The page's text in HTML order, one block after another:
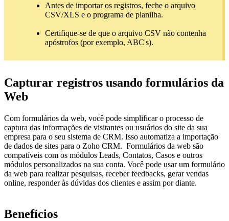
Antes de importar os registros, feche o arquivo
CSV/XLS e o programa de planilha.
Certifique-se de que o arquivo CSV não contenha
apóstrofos (por exemplo, ABC's).
Capturar registros usando formulários da
Web
Com formulários da web, você pode simplificar o processo de
captura das informações de visitantes ou usuários do site da sua
empresa para o seu sistema de CRM. Isso automatiza a importação
de dados de sites para o Zoho CRM. Formulários da web são
compatíveis com os módulos Leads, Contatos, Casos e outros
módulos personalizados na sua conta. Você pode usar um formulário
da web para realizar pesquisas, receber feedbacks, gerar vendas
online, responder às dúvidas dos clientes e assim por diante.
Benefícios